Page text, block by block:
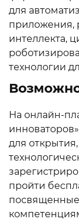
для
приложения,
интеллекта,
технологии
На онлайн-
для
пройти
посвященные